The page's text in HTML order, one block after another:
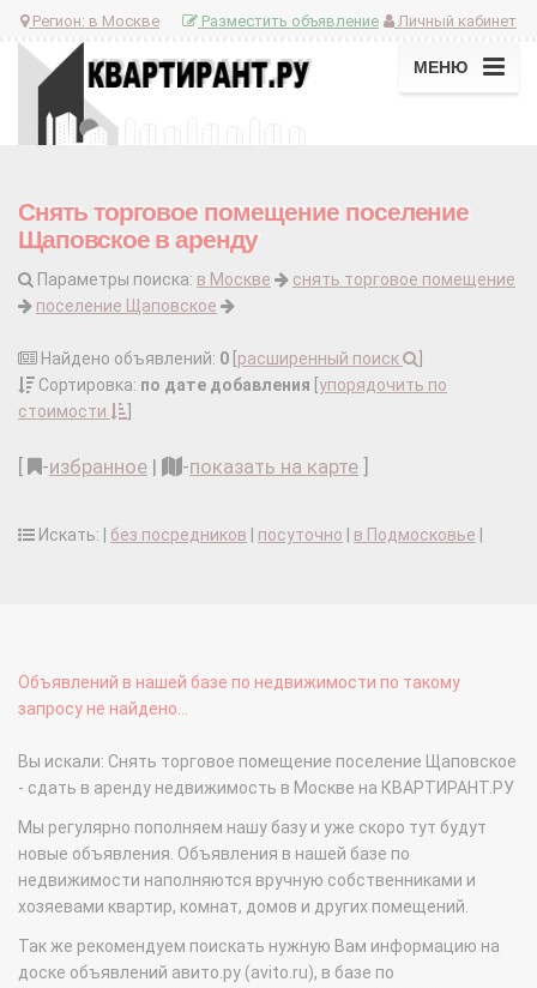
Регион: в Москве Личный кабинет
Разместить объявление
МЕНЮ
Снять торговое помещение поселение
Щаповское в аренду
Параметры поиска: в Москве
снять торговое помещение
поселение Щаповское
Найдено объявлений: 0 расширенный поиск
Сортировка: по дате добавления упорядочить по
стоимости
-избранное | -показать на карте
Искать: | без посредников посуточно в Подмосковье
Объявлений в нашей базе по недвижимости по такому
запросу не найдено...
Вы искали: Снять торговое помещение поселение Щаповское
- сдать в аренду недвижимость в Москве на КВАРТИРАНТ.РУ
Мы регулярно пополняем нашу базу и уже скоро тут будут
новые объявления. Объявления в нашей базе по
недвижимости наполняются вручную собственниками и
хозяевами квартир, комнат, домов и других помещений.
Так же рекомендуем поискать нужную Вам информацию на
доске объявлений авито.ру (avito.ru), в базе по